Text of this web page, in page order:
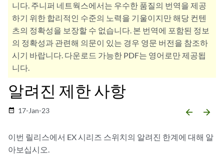
니다. 주니퍼 네트웍스에서는 우수한 품질의 번역을 제공
하기 위한 합리적인 수준의 노력을 기울이지만 해당 컨텐
츠의 정확성을 보장할 수 없습니다. 본 번역에 포함된 정보
의 정확성과 관련해 의문이 있는 경우 영문 버전을 참조하
시기 바랍니다. 다운로드 가능한 PDF는 영어로만 제공됩
니다.
알려진 제한 사항
date_range 17-Jan-23 arrow_backward arrow_forward
이번 릴리스에서 EX 시리즈 스위치의 알려진 한계에 대해 알
아보십시오.